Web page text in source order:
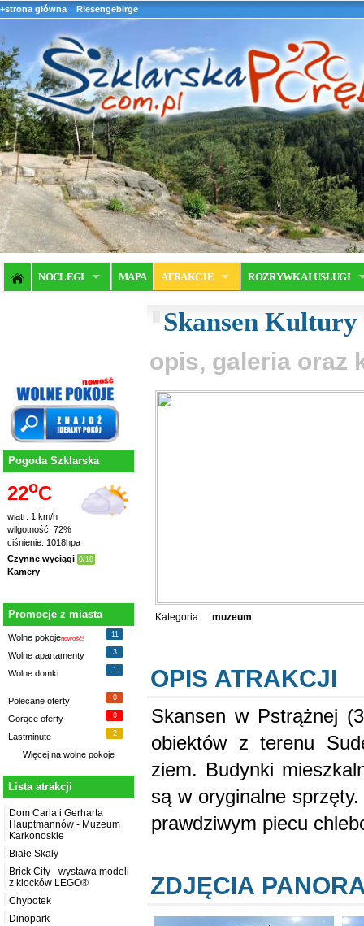
+strona główna Riesengebirge
NOCLEGI MAPA ATRAKCJE ROZRYWKA I USŁUGI
Pogoda Szklarska
22oC
wiatr: 1 km/h
wilgotność: 72%
ciśnienie: 1018hpa
Czynne wyciągi 0/18
Kamery
Promocje z miasta
Wolne pokojenowość!
11
Wolne apartamenty 3
Wolne domki 1
Polecane oferty 0
Gorące oferty 0
Lastminute 2
Więcej na wolne pokoje
Lista atrakcji
Dom Carla i Gerharta
Hauptmannów - Muzeum
Karkonoskie
Białe Skały
Brick City - wystawa modeli
z klocków LEGO®
Chybotek
Dinopark
Skansen
opis, galeria oraz
Kategoria: muzeum
OPIS ATRAKCJI
Skansen w Pstrążnej
obiektów z terenu
ziem. Budynki
są w oryginalne
prawdziwym piecu
ZDJĘCIA